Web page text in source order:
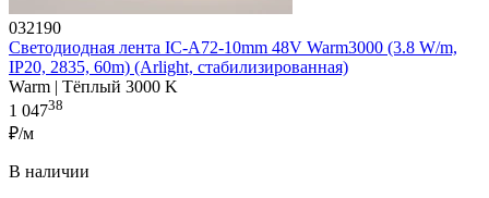
032190
Светодиодная лента IC-A72-10mm 48V Warm3000 (3.8 W/m,
IP20, 2835, 60m) (Arlight, стабилизированная)
Warm | Тёплый 3000 K
1 04738
₽/м
В наличии